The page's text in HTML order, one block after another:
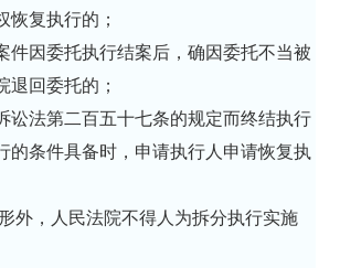
恢复执行的；
件因委托执行结案后，确因委托不当被
退回委托的；
讼法第二百五十七条的规定而终结执行
的条件具备时，申请执行人申请恢复执
外，人民法院不得人为拆分执行实施